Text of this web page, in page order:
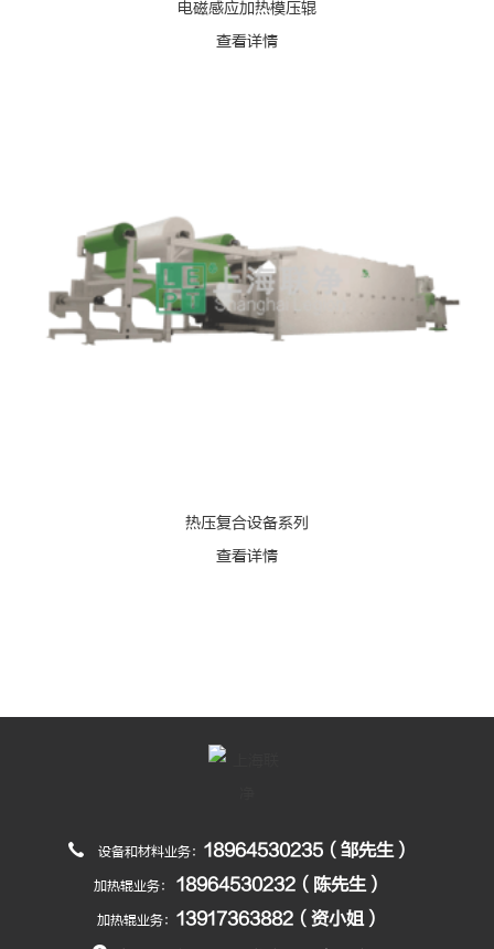
电磁感应加热模压辊
查看详情
热压复合设备系列
查看详情
设备和材料业务： 18964530235（邹先生）
加热辊业务： 18964530232（陈先生）
加热辊业务： 13917363882（资小姐）